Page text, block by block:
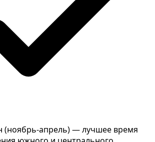
(ноябрь-апрель) — лучшее время